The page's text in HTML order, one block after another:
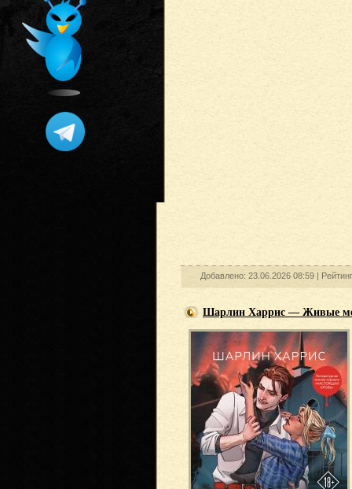
Добавлено: 23.06.2026 08:59 |
Шарлин Харрис — Живые